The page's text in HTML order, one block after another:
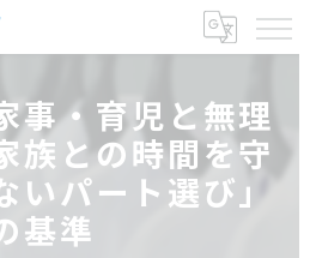
事・育児と無理
族との時間を守
いパート選び」
基準